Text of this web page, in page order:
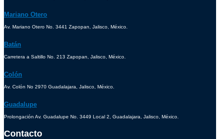
Mariano Otero
Av. Mariano Otero No. 3441 Zapopan, Jalisco, México.
Batán
Carretera a Saltillo No. 213 Zapopan, Jalisco, México.
Colón
Av. Colón No 2970 Guadalajara, Jalisco, México.
Guadalupe
Prolongación Av. Guadalupe No. 3449 Local 2, Guadalajara, Jalisco, México.
Contacto